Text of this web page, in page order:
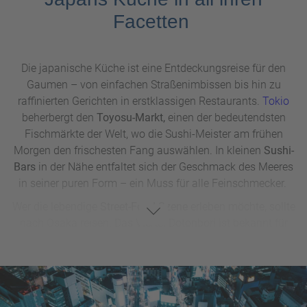
Facetten
Die japanische Küche ist eine Entdeckungsreise für den
Gaumen – von einfachen Straßenimbissen bis hin zu
raffinierten Gerichten in erstklassigen Restaurants. Tokio
beherbergt den Toyosu-Markt, einen der bedeutendsten
Fischmärkte der Welt, wo die Sushi-Meister am frühen
Morgen den frischesten Fang auswählen. In kleinen Sushi-
Bars in der Nähe entfaltet sich der Geschmack des Meeres
in seiner puren Form – ein Muss für alle Feinschmecker.
Street-Food-Szene
werden. Hier erlebt man Japans gesellige Seite, wo das
Essen inmitten des Trubels der Stadt genossen wird.